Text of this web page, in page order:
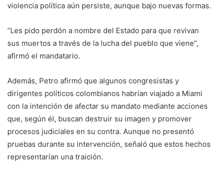
violencia política aún persiste, aunque bajo nuevas formas.
“Les pido perdón a nombre del Estado para que revivan
sus muertos a través de la lucha del pueblo que viene”,
afirmó el mandatario.
Además, Petro afirmó que algunos congresistas y
dirigentes políticos colombianos habrían viajado a Miami
con la intención de afectar su mandato mediante acciones
que, según él, buscan destruir su imagen y promover
procesos judiciales en su contra. Aunque no presentó
pruebas durante su intervención, señaló que estos hechos
representarían una traición.